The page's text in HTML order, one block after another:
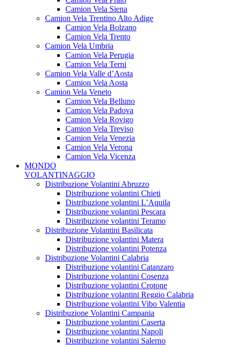
Camion Vela Siena
Camion Vela Trentino Alto Adige
Camion Vela Bolzano
Camion Vela Trento
Camion Vela Umbria
Camion Vela Perugia
Camion Vela Terni
Camion Vela Valle d’Aosta
Camion Vela Aosta
Camion Vela Veneto
Camion Vela Belluno
Camion Vela Padova
Camion Vela Rovigo
Camion Vela Treviso
Camion Vela Venezia
Camion Vela Verona
Camion Vela Vicenza
MONDO
VOLANTINAGGIO
Distribuzione Volantini Abruzzo
Distribuzione volantini Chieti
Distribuzione volantini L’Aquila
Distribuzione volantini Pescara
Distribuzione volantini Teramo
Distribuzione Volantini Basilicata
Distribuzione volantini Matera
Distribuzione volantini Potenza
Distribuzione Volantini Calabria
Distribuzione volantini Catanzaro
Distribuzione volantini Cosenza
Distribuzione volantini Crotone
Distribuzione volantini Reggio Calabria
Distribuzione volantini Vibo Valentia
Distribuzione Volantini Campania
Distribuzione volantini Caserta
Distribuzione volantini Napoli
Distribuzione volantini Salerno